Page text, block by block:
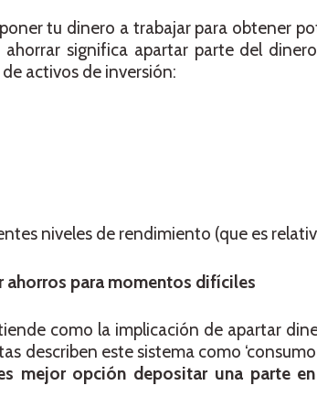
tu dinero a trabajar para obtener
significa apartar parte del
activos de inversión:
niveles de rendimiento (que es
ahorros para momentos difíciles
como la implicación de apartar
describen este sistema como ‘consumo
mejor opción depositar una parte